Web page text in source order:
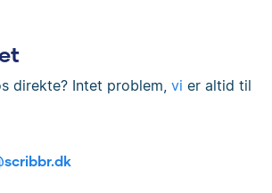
direkte? Intet problem, vi er altid til